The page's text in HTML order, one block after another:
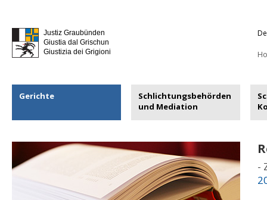
Justiz Graubünden
Giustia dal Grischun
Giustizia dei Grigioni
Gerichte
Schlichtungsbehörden
und Mediation
-